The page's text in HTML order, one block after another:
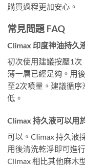
購買過程更加安心。
常見問題 FAQ
Climax 印度神油持久
初次使用建議按壓1
薄一層已經足夠。用
至2次噴量。建議循
低。
Climax 持久液可以用
可以。Climax 持久液
用後清洗乾淨即可進
Climax 相比其他麻木